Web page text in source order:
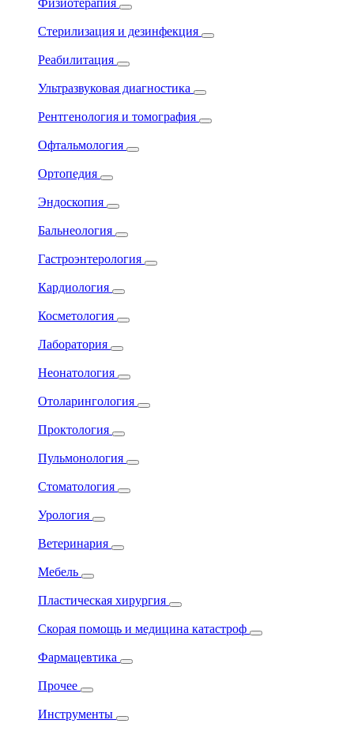
Физиотерапия
Стерилизация и дезинфекция
Реабилитация
Ультразвуковая диагностика
Рентгенология и томография
Офтальмология
Ортопедия
Эндоскопия
Бальнеология
Гастроэнтерология
Кардиология
Косметология
Лаборатория
Неонатология
Отоларингология
Проктология
Пульмонология
Стоматология
Урология
Ветеринария
Мебель
Пластическая хирургия
Скорая помощь и медицина катастроф
Фармацевтика
Прочее
Инструменты